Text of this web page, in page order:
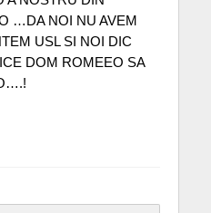
…DA NOI NU AVEM
USL SI NOI DIC
DOM ROMEEO SA